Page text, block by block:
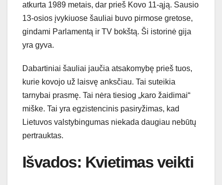
atkurta 1989 metais, dar prieš Kovo 11-ąją. Sausio
13-osios įvykiuose šauliai buvo pirmose gretose,
gindami Parlamentą ir TV bokštą. Ši istorinė gija
yra gyva.
Dabartiniai šauliai jaučia atsakomybę prieš tuos,
kurie kovojo už laisvę anksčiau. Tai suteikia
tarnybai prasmę. Tai nėra tiesiog „karo žaidimai“
miške. Tai yra egzistencinis pasiryžimas, kad
Lietuvos valstybingumas niekada daugiau nebūtų
pertrauktas.
Išvados: Kvietimas veikti